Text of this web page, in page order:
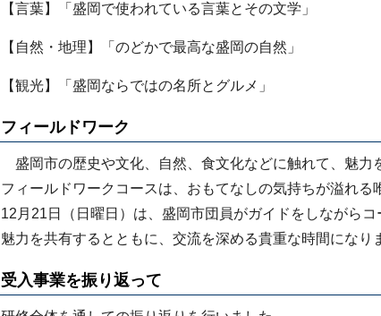
【言葉】「盛岡で使われている言葉とその文学」
【自然・地理】「のどかで最高な盛岡の自然」
【観光】「盛岡ならではの名所とグルメ」
フィールドワーク
盛岡市の歴史や文化、自然、食文化などに触れて、魅力
フィールドワークコースは、おもてなしの気持ちが溢れる
12月21日（日曜日）は、盛岡市団員がガイドをしながら
魅力を共有するとともに、交流を深める貴重な時間になり
受入事業を振り返って